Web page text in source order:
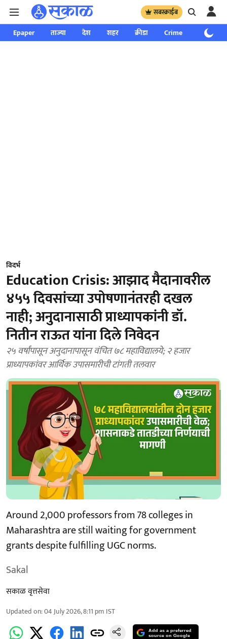
सबस्क्राईब
Epaper ताज्या देश शहर क्रीडा Crime साप्ताहिक
विदर्भ
Education Crisis: आझाद मैदानावरील
४५५ दिवसांच्या उपोषणानंतरही दखल
नाही; अनुदानासाठी प्राध्यापकांनी डॉ.
नितीन राऊत यांना दिले निवेदन
२५ वर्षांपासून अनुदानापासून वंचित ७८ महाविद्यालये; २ हजार
प्राध्यापकांवर आर्थिक उपासमारीची टांगती तलवार
Around 2,000 professors from 78 colleges in
Maharashtra are still waiting for government
grants despite fulfilling UGC norms.
Sakal
सकाळ वृत्तसेवा
Updated on:04 July 2026, 8:11 pm IST
Add as a preferred
source on Google